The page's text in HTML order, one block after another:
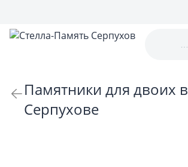
Памятники для двоих в
Серпухове